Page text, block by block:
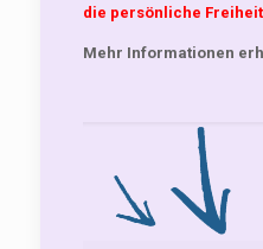
die persönliche Freiheit
Mehr Informationen